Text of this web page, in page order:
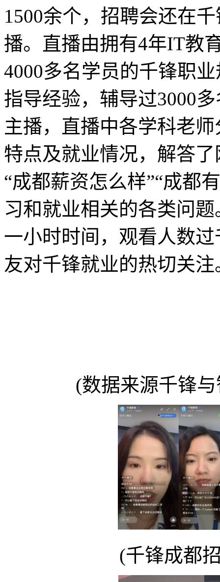
1500余个，招聘会还在
播。直播由拥有4年IT教
4000多名学员的千锋职
指导经验，辅导过3000
主播，直播中各学科老
特点及就业情况，解答了
“成都薪资怎么样”“成都
习和就业相关的各类问
一小时时间，观看人数
友对千锋就业的热切关注
(数据来源千锋
(千锋成都